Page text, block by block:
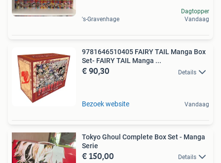
's-Gravenhage
Dagtopper
Vandaag
9781646510405 FAIRY TAIL Manga Box
Set- FAIRY TAIL Manga ...
€ 90,30 Details
Bezoek website Vandaag
Tokyo Ghoul Complete Box Set - Manga
Serie
€ 150,00 Details